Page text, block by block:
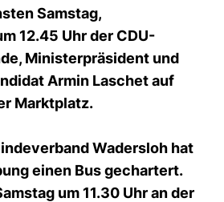
Samstag,
12.45 Uhr der CDU-
Ministerpräsident und
Armin Laschet auf
Marktplatz.
Wadersloh hat
einen Bus gechartert.
um 11.30 Uhr an der